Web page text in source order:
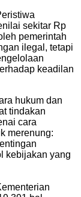
sekitar Rp
pemerintah
ilegal, tetapi
keadilan
hukum dan
tindakan
cara
merenung:
kebijakan yang